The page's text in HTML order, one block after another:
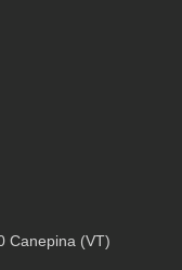
Canepina (VT)